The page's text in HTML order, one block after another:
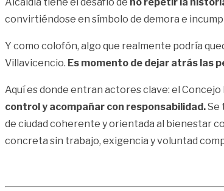
convirtiéndose en símbolo de demora e
Y como colofón, algo que realmente podría
Villavicencio. Es momento de dejar atrás las
Aquí es donde entran actores clave: el Concejo
control y acompañar con responsabilidad.Se
de ciudad coherente y orientada al bienestar
concreta sin trabajo, exigencia y voluntad